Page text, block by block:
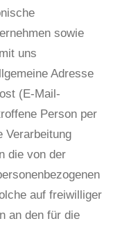
sowie
uns
Adresse
(E-Mail-
Person per
Verarbeitung
die von der
auf freiwilliger
an den für die